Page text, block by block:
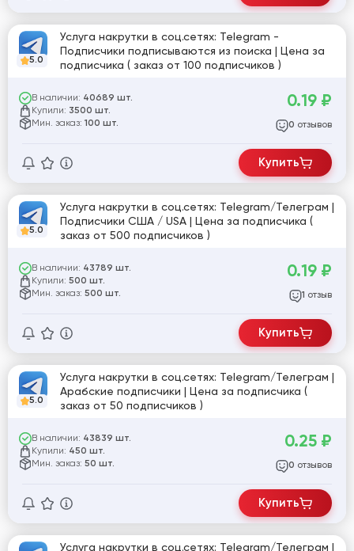
5.0
Услуга накрутки в соц.сетях: Telegram -
Подписчики подписываются из поиска | Цена за
подписчика ( заказ от 100 подписчиков )
В наличии: 40689 шт.
Купили: 3500 шт.
Мин. заказ: 100 шт.
0.19 ₽
0 отзывов
Купить
5.0
Услуга накрутки в соц.сетях: Telegram/Телеграм |
Подписчики США / USA | Цена за подписчика (
заказ от 500 подписчиков )
В наличии: 43789 шт.
Купили: 500 шт.
Мин. заказ: 500 шт.
0.19 ₽
1 отзыв
Купить
5.0
Услуга накрутки в соц.сетях: Telegram/Телеграм |
Арабские подписчики | Цена за подписчика (
заказ от 50 подписчиков )
В наличии: 43839 шт.
Купили: 450 шт.
Мин. заказ: 50 шт.
0.25 ₽
0 отзывов
Купить
Услуга накрутки в соц.сетях: Telegram/Телеграм |